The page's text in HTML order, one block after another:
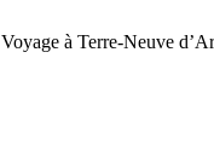
à Terre-Neuve